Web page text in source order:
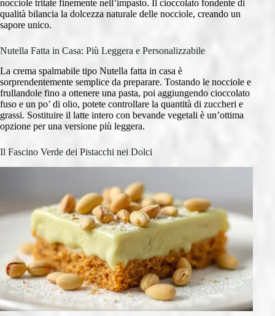
nocciole tritate finemente nell’impasto. Il cioccolato fondente di
qualità bilancia la dolcezza naturale delle nocciole, creando un
sapore unico.
Nutella Fatta in Casa: Più Leggera e Personalizzabile
La crema spalmabile tipo Nutella fatta in casa è
sorprendentemente semplice da preparare. Tostando le nocciole e
frullandole fino a ottenere una pasta, poi aggiungendo cioccolato
fuso e un po’ di olio, potete controllare la quantità di zuccheri e
grassi. Sostituire il latte intero con bevande vegetali è un’ottima
opzione per una versione più leggera.
Il Fascino Verde dei Pistacchi nei Dolci